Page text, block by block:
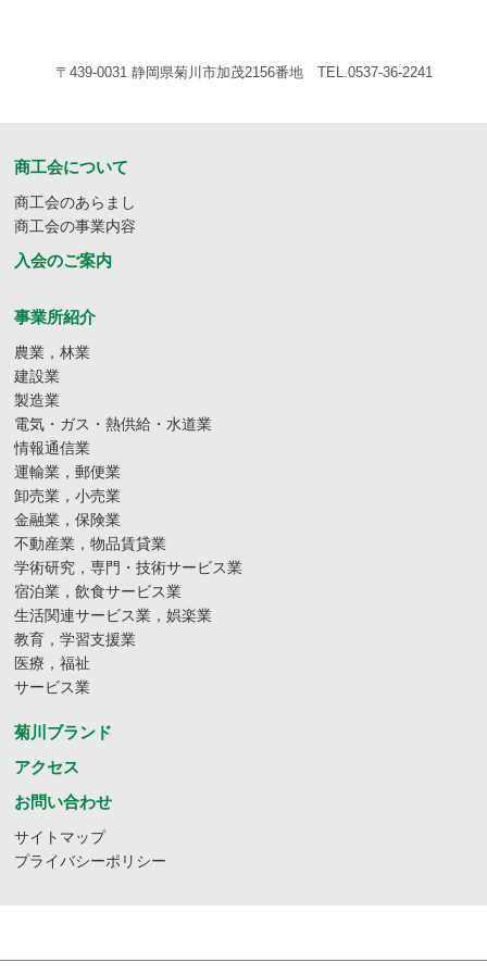
〒439-0031 静岡県菊川市加茂2156番地 TEL.0537-36-2241
商工会について
商工会のあらまし
商工会の事業内容
入会のご案内
事業所紹介
農業，林業
建設業
製造業
電気・ガス・熱供給・水道業
情報通信業
運輸業，郵便業
卸売業，小売業
金融業，保険業
不動産業，物品賃貸業
学術研究，専門・技術サービス業
宿泊業，飲食サービス業
生活関連サービス業，娯楽業
教育，学習支援業
医療，福祉
サービス業
菊川ブランド
アクセス
お問い合わせ
サイトマップ
プライバシーポリシー